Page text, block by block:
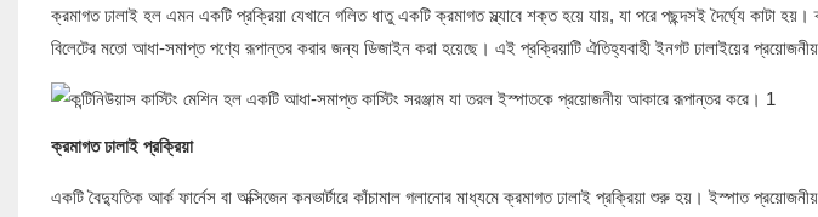
ক্রমাগত ঢালাই হল এমন একটি প্রক্রিয়া যেখানে গলিত ধাতু একটি ক্রমাগত স্ল্যাবে শক্ত হয়ে যায়, যা পরে পছন্দসই দৈর্ঘ্যে কাটা
বিলেটের মতো আধা-সমাপ্ত পণ্যে রূপান্তর করার জন্য ডিজাইন করা হয়েছে। এই প্রক্রিয়াটি ঐতিহ্যবাহী ইনগট ঢালাইয়ের
ক্রমাগত ঢালাই প্রক্রিয়া
একটি বৈদ্যুতিক আর্ক ফার্নেস বা অক্সিজেন কনভার্টারে কাঁচামাল গলানোর মাধ্যমে ক্রমাগত ঢালাই প্রক্রিয়া শুরু হয়। ইস্পাত